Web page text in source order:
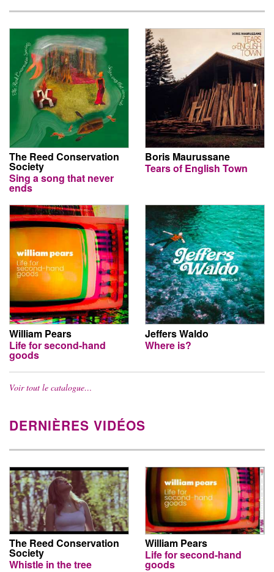
The Reed Conservation
Society
Sing a song that never
ends
Boris Maurussane
Tears of English Town
William Pears
Life for second-hand
goods
Jeffers Waldo
Where is?
Voir tout le catalogue…
DERNIÈRES VIDÉOS
The Reed Conservation
Society
Whistle in the tree
William Pears
Life for second-hand
goods